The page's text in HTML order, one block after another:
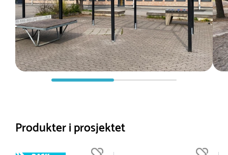
Produkter i prosjektet